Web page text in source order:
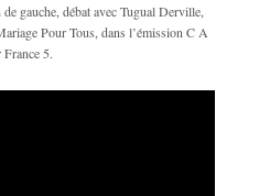
gauche, débat avec Tugual Derville,
Pour Tous, dans l’émission C A
5.